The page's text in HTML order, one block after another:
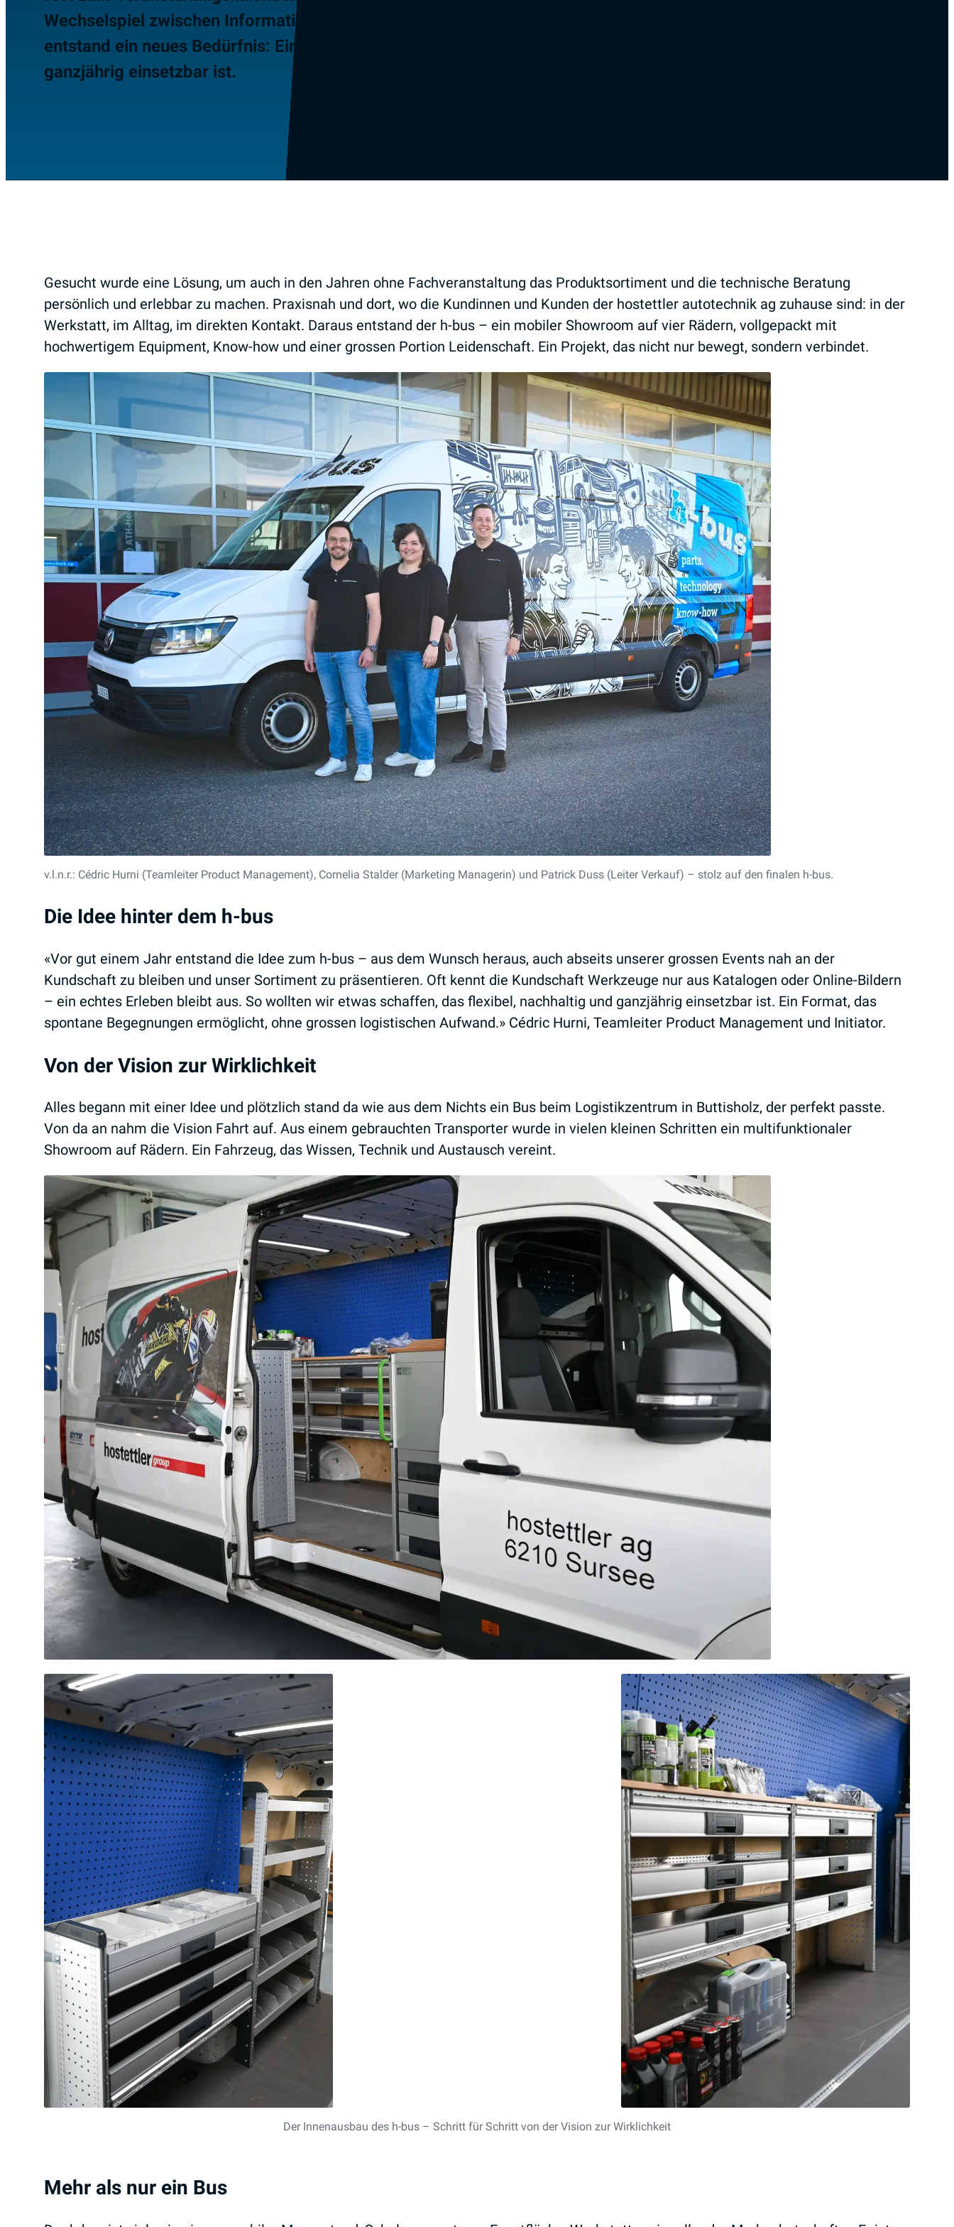
Wechselspiel zwischen Information, Unterhaltung und Wissensaustausch
entstand ein neues Bedürfnis: Ein Konzept, das flexibel, unabhängig und
ganzjährig einsetzbar ist.
Gesucht wurde eine Lösung, um auch in den Jahren ohne Fachveranstaltung das Produktsortiment und die technische Beratung
persönlich und erlebbar zu machen. Praxisnah und dort, wo die Kundinnen und Kunden der hostettler autotechnik ag zuhause sind: in der
Werkstatt, im Alltag, im direkten Kontakt. Daraus entstand der h-bus – ein mobiler Showroom auf vier Rädern, vollgepackt mit
hochwertigem Equipment, Know-how und einer grossen Portion Leidenschaft. Ein Projekt, das nicht nur bewegt, sondern verbindet.
v.l.n.r.: Cédric Hurni (Teamleiter Product Management), Cornelia Stalder (Marketing Managerin) und Patrick Duss (Leiter Verkauf) – stolz auf den finalen h-bus.
Die Idee hinter dem h-bus
«Vor gut einem Jahr entstand die Idee zum h-bus – aus dem Wunsch heraus, auch abseits unserer grossen Events nah an der
Kundschaft zu bleiben und unser Sortiment zu präsentieren. Oft kennt die Kundschaft Werkzeuge nur aus Katalogen oder Online-Bildern
– ein echtes Erleben bleibt aus. So wollten wir etwas schaffen, das flexibel, nachhaltig und ganzjährig einsetzbar ist. Ein Format, das
spontane Begegnungen ermöglicht, ohne grossen logistischen Aufwand.» Cédric Hurni, Teamleiter Product Management und Initiator.
Von der Vision zur Wirklichkeit
Alles begann mit einer Idee und plötzlich stand da wie aus dem Nichts ein Bus beim Logistikzentrum in Buttisholz, der perfekt passte.
Von da an nahm die Vision Fahrt auf. Aus einem gebrauchten Transporter wurde in vielen kleinen Schritten ein multifunktionaler
Showroom auf Rädern. Ein Fahrzeug, das Wissen, Technik und Austausch vereint.
Der Innenausbau des h-bus – Schritt für Schritt von der Vision zur Wirklichkeit
Mehr als nur ein Bus